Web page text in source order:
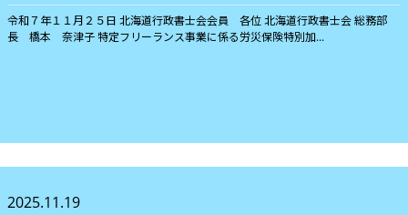
令和７年１１月２５日 北海道行政書士会会員 各位 北海道行政書士会 総務部
長 橋本 奈津子 特定フリーランス事業に係る労災保険特別加...
2025.11.19